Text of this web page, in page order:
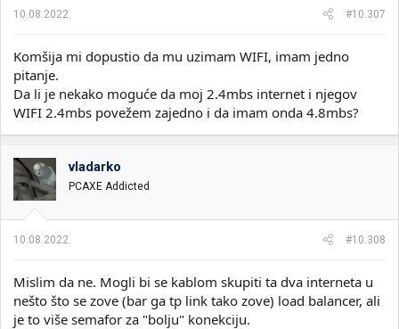
10.08.2022. #10.307
Komšija mi dopustio da mu uzimam WIFI, imam jedno
pitanje.
Da li je nekako moguće da moj 2.4mbs internet i njegov
WIFI 2.4mbs povežem zajedno i da imam onda 4.8mbs?
vladarko
PCAXE Addicted
10.08.2022. #10.308
Mislim da ne. Mogli bi se kablom skupiti ta dva interneta u
nešto što se zove (bar ga tp link tako zove) load balancer, ali
je to više semafor za "bolju" konekciju.